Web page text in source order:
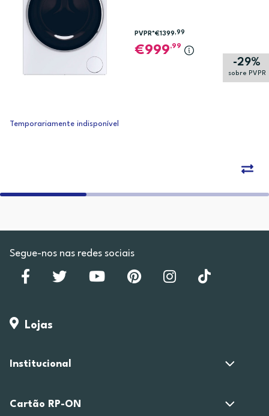
-29%
sobre PVPR
PVPR*€1399,99
999,99
Temporariamente indisponível
Segue-nos nas redes sociais
Lojas
Institucional
Cartão RP-ON